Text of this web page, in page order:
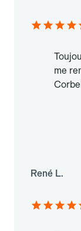
me
René L.